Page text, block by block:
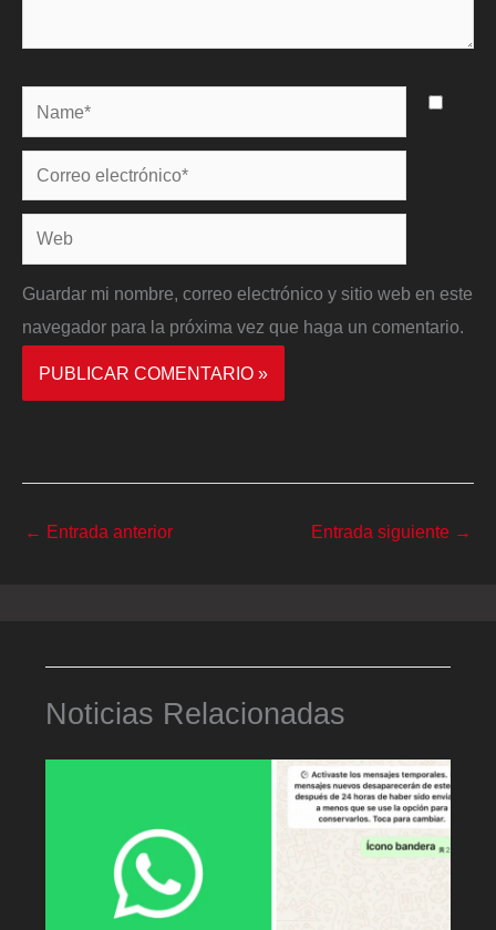
Name*
Correo
electrónico*
Web
Guardar mi nombre, correo electrónico y sitio web en este
navegador para la próxima vez que haga un comentario.
← Entrada anterior Entrada siguiente →
Noticias Relacionadas